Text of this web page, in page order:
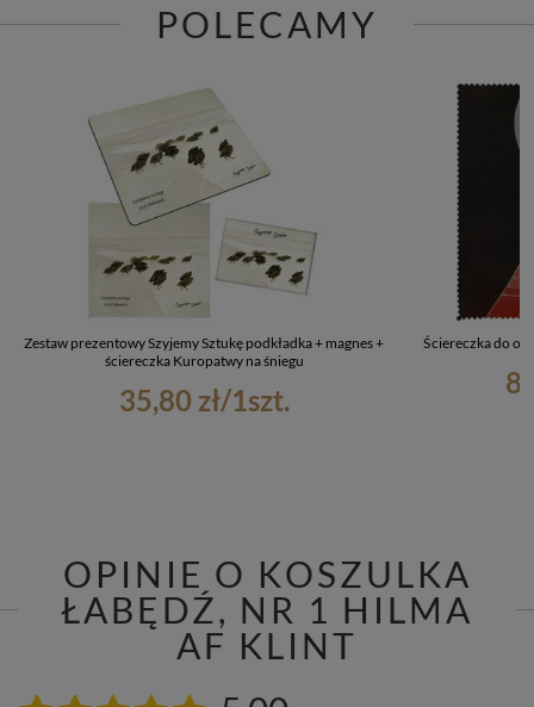
POLECAMY
Zestaw prezentowy Szyjemy Sztukę podkładka + magnes +
ściereczka Kuropatwy na śniegu
35,80 zł/1szt.
Ściereczka do
OPINIE O KOSZULKA
ŁABĘDŹ, NR 1 HILMA
AF KLINT